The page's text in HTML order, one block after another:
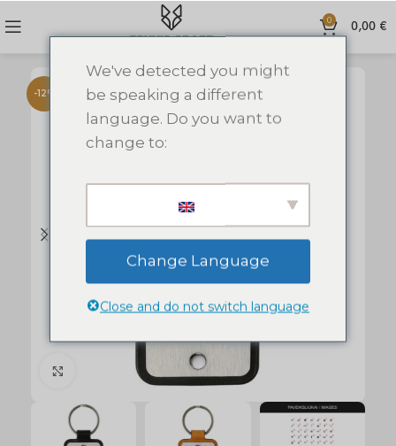
0 0,00 €
-12%
Click to enlarge
We've detected you might
be speaking a different
language. Do you want to
change to:
Change Language
Close and do not switch language